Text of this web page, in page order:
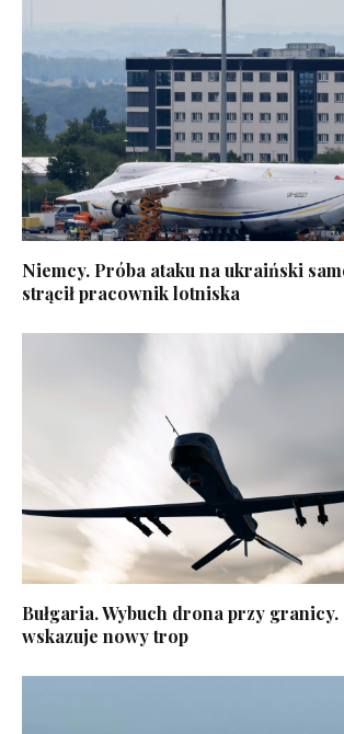
Niemcy. Próba ataku na ukraiński
strącił pracownik lotniska
Bułgaria. Wybuch drona przy
wskazuje nowy trop